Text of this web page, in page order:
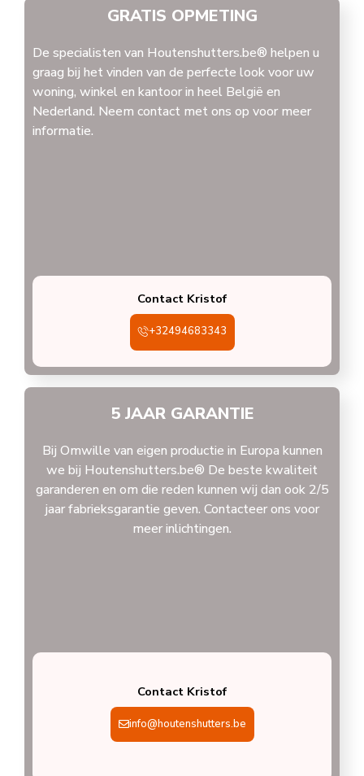
GRATIS OPMETING
De specialisten van Houtenshutters.be® helpen u
graag bij het vinden van de perfecte look voor uw
woning, winkel en kantoor in heel België en
Nederland. Neem contact met ons op voor meer
informatie.
Contact Kristof
+32494683343
5 JAAR GARANTIE
Bij Omwille van eigen productie in Europa kunnen
we bij Houtenshutters.be® De beste kwaliteit
garanderen en om die reden kunnen wij dan ook 2/5
jaar fabrieksgarantie geven. Contacteer ons voor
meer inlichtingen.
Contact Kristof
info@houtenshutters.be